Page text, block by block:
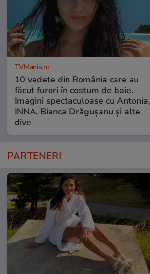
TVMania.ro
10 vedete din România care au
făcut furori în costum de baie.
Imagini spectaculoase cu Antonia,
INNA, Bianca Drăgușanu și alte
dive
PARTENERI